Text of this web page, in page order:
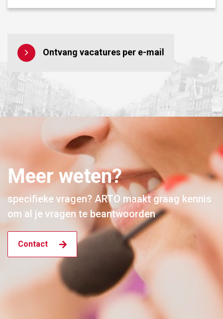
Ontvang vacatures per e-mail
Meer weten?
specifieke vragen? ARTO maakt graag kennis
om al je vragen te beantwoorden
Contact